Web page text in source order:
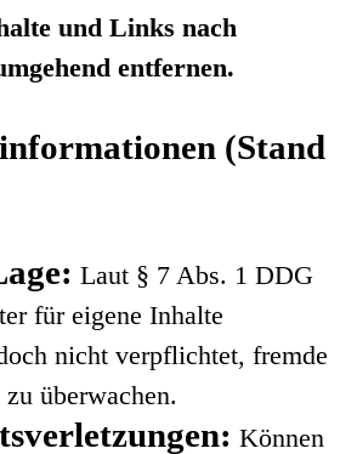
und Links nach
entfernen.
(Stand
Laut § 7 Abs. 1 DDG
für eigene Inhalte
nicht verpflichtet, fremde
überwachen.
Können